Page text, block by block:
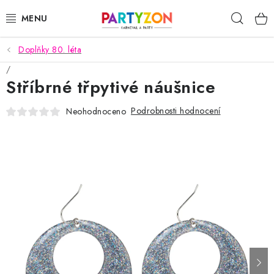
na
KARNEVALOVÉ MASKY
KARNEVALOVÉ KOSTÝMY
DOPLŇKY NA KARNEVAL
EXKLUZIVNÍ KOSTÝMY
NOVINKY 2025
Doplňky 80. léta
Stříbrné třpytivé náušnice
Neohodnoceno Podrobnosti hodnocení